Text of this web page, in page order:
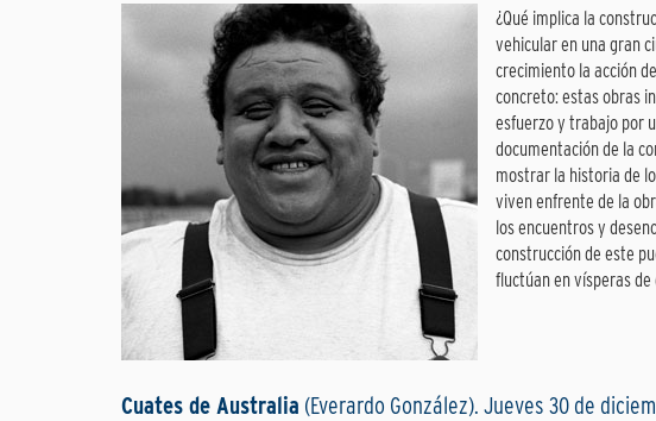
¿Qué implica la
vehicular en una gran
crecimiento la acción
concreto: estas obras
esfuerzo y trabajo por
documentación de la
mostrar la historia de
viven enfrente de la
los encuentros y
construcción de este
fluctúan en vísperas
Cuates de Australia (Everardo González). Jueves 30 de